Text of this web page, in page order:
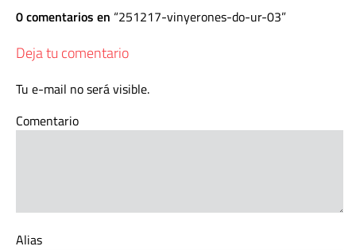
0 comentarios en 251217-vinyerones-do-ur-03
Deja tu comentario
Tu e-mail no será visible.
Comentario
Alias